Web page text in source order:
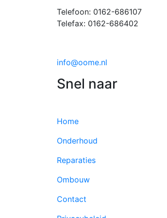
Telefoon: 0162-686107
Telefax: 0162-686402
info@oome.nl
Snel naar
Home
Onderhoud
Reparaties
Ombouw
Contact